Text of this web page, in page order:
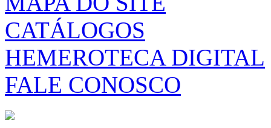
CATÁLOGOS
HEMEROTECA DIGITAL
FALE CONOSCO